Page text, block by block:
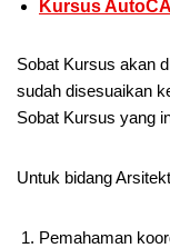
Kursus
Sobat Kursus akan
sudah disesuaikan
Sobat Kursus yang
Untuk bidang
Pemahaman